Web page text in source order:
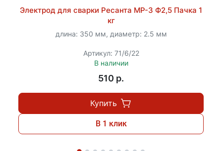
обычная техника не справляется. Повышенный
ресурс аппарата позволяет использовать его даже
при низких температурах, что особенно важно для
регионов с холодным климатом.
Электрод для сварки Ресанта МР-3 Ф2,5 Пачка 1
кг
длина: 350 мм, диаметр: 2.5 мм
Артикул: 71/6/22
В наличии
510 p.
Купить
В 1 клик